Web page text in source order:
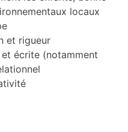
locaux
et rigueur
écrite (notamment